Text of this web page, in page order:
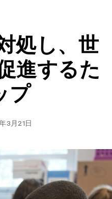
処し、世
進するた
プ
3月21日